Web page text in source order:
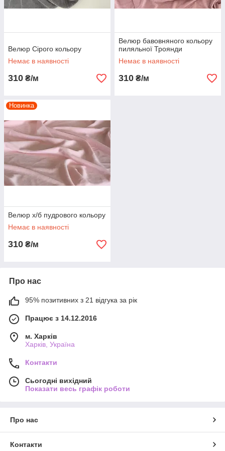
Велюр Сірого кольору
Немає в наявності
310 ₴/м
Велюр бавовняного кольору
пиляльної Троянди
Немає в наявності
310 ₴/м
Новинка
Велюр х/б пудрового кольору
Немає в наявності
310 ₴/м
Про нас
95% позитивних з 21 відгука за рік
Працює з 14.12.2016
м. Харків
Харків, Україна
Контакти
Сьогодні вихідний
Показати весь графік роботи
Про нас
Контакти